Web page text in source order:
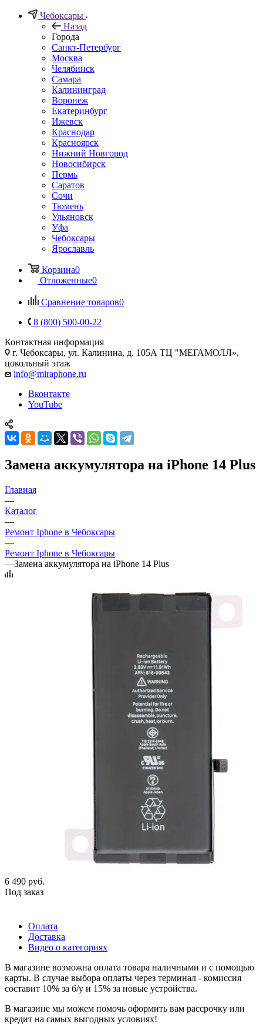
Чебоксары
Назад
Города
Санкт-Петербург
Москва
Челябинск
Самара
Калининград
Воронеж
Екатеринбург
Ижевск
Краснодар
Красноярск
Нижний Новгород
Новосибирск
Пермь
Саратов
Сочи
Тюмень
Ульяновск
Уфа
Чебоксары
Ярославль
Корзина0
Отложенные0
Сравнение товаров0
8 (800) 500-00-22
Контактная информация
г. Чебоксары, ул. Калинина, д. 105А ТЦ "МЕГАМОЛЛ»,
цокольный этаж
info@miraphone.ru
Вконтакте
YouTube
Замена аккумулятора на iPhone 14 Plus
Главная
—
Каталог
—
Ремонт Iphone в Чебоксары
—
Ремонт Iphone в Чебоксары
—Замена аккумулятора на iPhone 14 Plus
6 490 руб.
Под заказ
Оплата
Доставка
Видео о категориях
В магазине возможна оплата товара наличными и с помощью
карты. В случае выбора оплаты через терминал - комиссия
составит 10% за б/у и 15% за новые устройства.
В магазине мы можем помочь оформить вам рассрочку или
кредит на самых выгодных условиях!